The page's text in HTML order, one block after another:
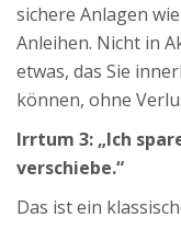
sichere Anlagen
Anleihen. Nicht in
etwas, das Sie
können, ohne
Irrtum 3: „Ich
verschiebe.“
Das ist ein